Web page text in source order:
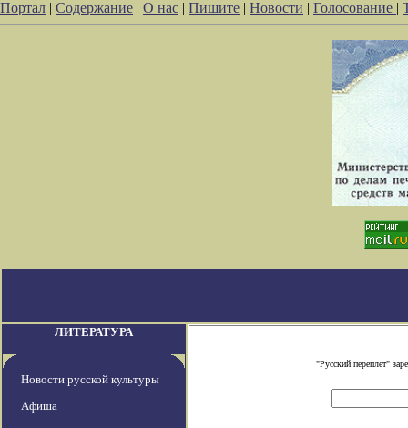
Портал | Содержание | О нас | Пишите | Новости | Голосование |
ЛИТЕРАТУРА
Новости русской культуры
Афиша
"Русский переплет"